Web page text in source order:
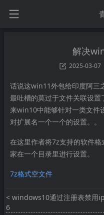
解决
2025-03-07
话说这win11外包给印度阿三
最吐槽的莫过于文件关联设
来win10中能够针对一类文件
对扩展名一个一个的设置。。
在这里作者将7z支持的软件
家在一个目录里进行设置。
7z格式空文件
< windows10通过注册表禁用
6